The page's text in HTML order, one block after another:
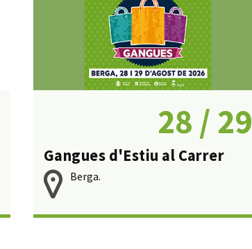
28 / 29
Gangues d'Estiu al Carrer
Berga.